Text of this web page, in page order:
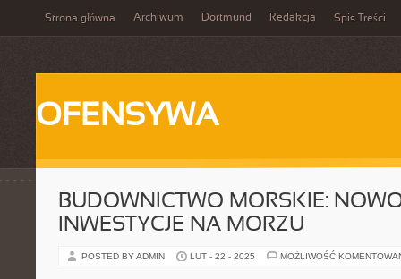
Strona główna Archiwum Dortmund Redakcja Spis Treści
OFENSYWA
BUDOWNICTWO MORSKIE:
INWESTYCJE NA MORZU
POSTED BY ADMIN LUT - 22 - 2025 MOŻLIWOŚĆ